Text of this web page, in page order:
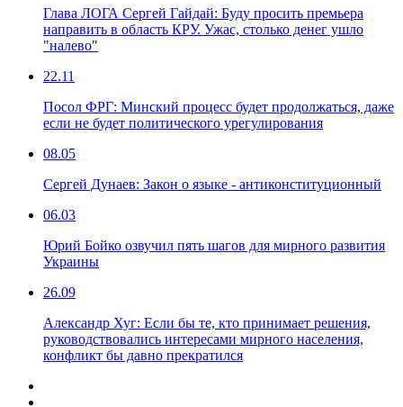
Глава ЛОГА Сергей Гайдай: Буду просить премьера
направить в область КРУ. Ужас, столько денег ушло
"налево"
22.11
Посол ФРГ: Минский процесс будет продолжаться, даже
если не будет политического урегулирования
08.05
Сергей Дунаев: Закон о языке - антиконституционный
06.03
Юрий Бойко озвучил пять шагов для мирного развития
Украины
26.09
Александр Хуг: Если бы те, кто принимает решения,
руководствовались интересами мирного населения,
конфликт бы давно прекратился